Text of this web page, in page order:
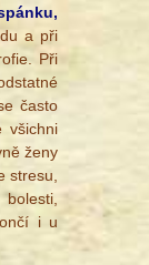
a při
Při
často
všichni
ženy
stresu,
i u